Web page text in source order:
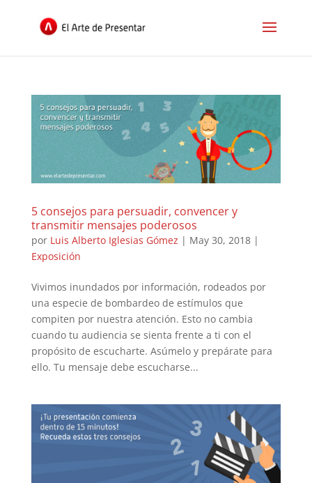
5 consejos para persuadir, convencer y
transmitir mensajes poderosos
por Luis Alberto Iglesias Gómez | May 30, 2018|
Exposición
Vivimos inundados por información, rodeados por
una especie de bombardeo de estímulos que
compiten por nuestra atención. Esto no cambia
cuando tu audiencia se sienta frente a ti con el
propósito de escucharte. Asúmelo y prepárate para
ello. Tu mensaje debe escucharse...